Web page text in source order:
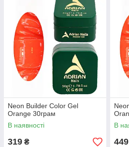
Neon Builder Color Gel
Orange 30грам
В наявності
319 ₴
В
449